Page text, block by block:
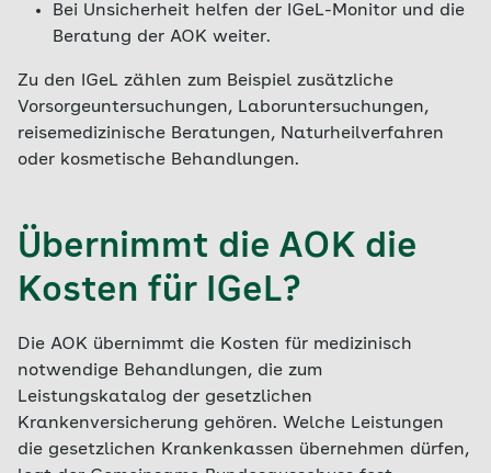
Bei Unsicherheit helfen der IGeL-Monitor und die
Beratung der AOK weiter.
Zu den IGeL zählen zum Beispiel zusätzliche
Vorsorgeuntersuchungen, Laboruntersuchungen,
reisemedizinische Beratungen, Naturheilverfahren
oder kosmetische Behandlungen.
Übernimmt die AOK die
Kosten für IGeL?
Die AOK übernimmt die Kosten für medizinisch
notwendige Behandlungen, die zum
Leistungskatalog der gesetzlichen
Krankenversicherung gehören. Welche Leistungen
die gesetzlichen Krankenkassen übernehmen dürfen,